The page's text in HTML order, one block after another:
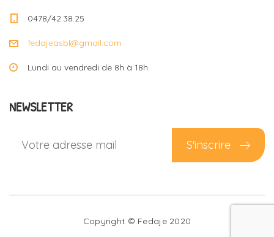
0478/42.38.25
fedajeasbl@gmail.com
Lundi au vendredi de 8h à 18h
NEWSLETTER
S'inscrire
Copyright © Fedaje 2020